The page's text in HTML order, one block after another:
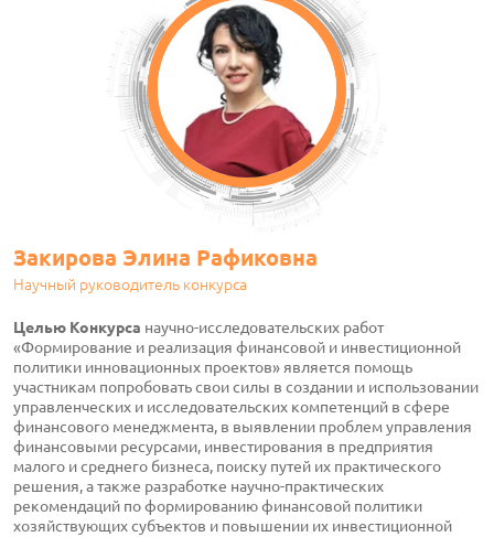
Закирова Элина Рафиковна
Научный руководитель конкурса
Целью Конкурса научно-исследовательских работ
«Формирование и реализация финансовой и инвестиционной
политики инновационных проектов» является помощь
участникам попробовать свои силы в создании и использовании
управленческих и исследовательских компетенций в сфере
финансового менеджмента, в выявлении проблем управления
финансовыми ресурсами, инвестирования в предприятия
малого и среднего бизнеса, поиску путей их практического
решения, а также разработке научно-практических
рекомендаций по формированию финансовой политики
хозяйствующих субъектов и повышении их инвестиционной